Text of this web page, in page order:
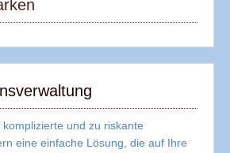
und zu riskante
eine einfache Lösung, die auf Ihre